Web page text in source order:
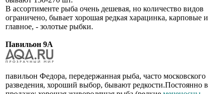
В ассортименте рыба очень дешевая, но количество видов
ограничено, бывает хорошая редкая харацинка, карповые и
главное, - золотые рыбки.
Павильон 9А
павильон Федора, передержанная рыба, часто московского
разведения, хороший выбор, бывают редкости.Постоянно в